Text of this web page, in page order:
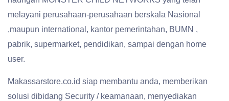
melayani perusahaan-perusahaan berskala Nasional
,maupun international, kantor pemerintahan, BUMN ,
pabrik, supermarket, pendidikan, sampai dengan home
user.
Makassarstore.co.id siap membantu anda, memberikan
solusi dibidang Security / keamanaan, menyediakan